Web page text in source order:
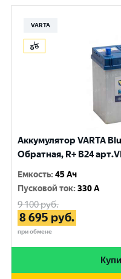
VARTA
Аккумулятор VARTA
Обратная, R+ B24
Емкость:45 Ач
Пусковой ток:330 A
9 100руб.
8 695 руб.
при обмене